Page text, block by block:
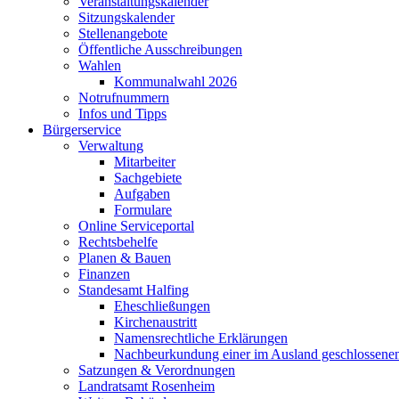
Sitzungskalender
Stellenangebote
Öffentliche Ausschreibungen
Wahlen
Kommunalwahl 2026
Notrufnummern
Infos und Tipps
Bürgerservice
Verwaltung
Mitarbeiter
Sachgebiete
Aufgaben
Formulare
Online Serviceportal
Rechtsbehelfe
Planen & Bauen
Finanzen
Standesamt Halfing
Eheschließungen
Kirchenaustritt
Namensrechtliche Erklärungen
Nachbeurkundung einer im Ausland
Satzungen & Verordnungen
Landratsamt Rosenheim